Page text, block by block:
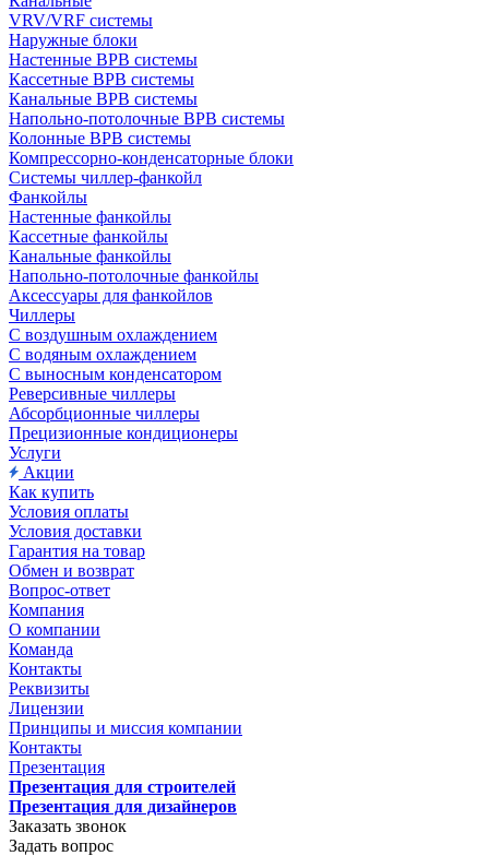
VRV/VRF системы
Наружные блоки
Настенные ВРВ системы
Кассетные ВРВ системы
Канальные ВРВ системы
Напольно-потолочные ВРВ системы
Колонные ВРВ системы
Компрессорно-конденсаторные блоки
Системы чиллер-фанкойл
Фанкойлы
Настенные фанкойлы
Кассетные фанкойлы
Канальные фанкойлы
Напольно-потолочные фанкойлы
Аксессуары для фанкойлов
Чиллеры
С воздушным охлаждением
С водяным охлаждением
С выносным конденсатором
Реверсивные чиллеры
Абсорбционные чиллеры
Прецизионные кондиционеры
Услуги
Акции
Как купить
Условия оплаты
Условия доставки
Гарантия на товар
Обмен и возврат
Вопрос-ответ
Компания
О компании
Команда
Контакты
Реквизиты
Лицензии
Принципы и миссия компании
Контакты
Презентация
Презентация для строителей
Презентация для дизайнеров
Заказать звонок
Задать вопрос